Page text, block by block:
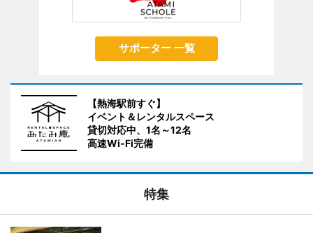
サポーター 一覧
【熱海駅前すぐ】
イベント＆レンタルスペース
貸切対応中、1名～12名
高速Wi-Fi完備
特集